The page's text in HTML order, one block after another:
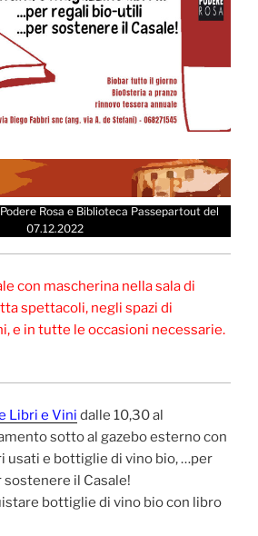
Rosa e Biblioteca Passepartout del
07.12.2022
con mascherina nella sala di
spettacoli, negli spazi di
e in tutte le occasioni necessarie.
Libri e Vini dalle 10,30 al
sotto al gazebo esterno con
usati e bottiglie di vino bio, …per
il Casale!
bottiglie di vino bio con libro